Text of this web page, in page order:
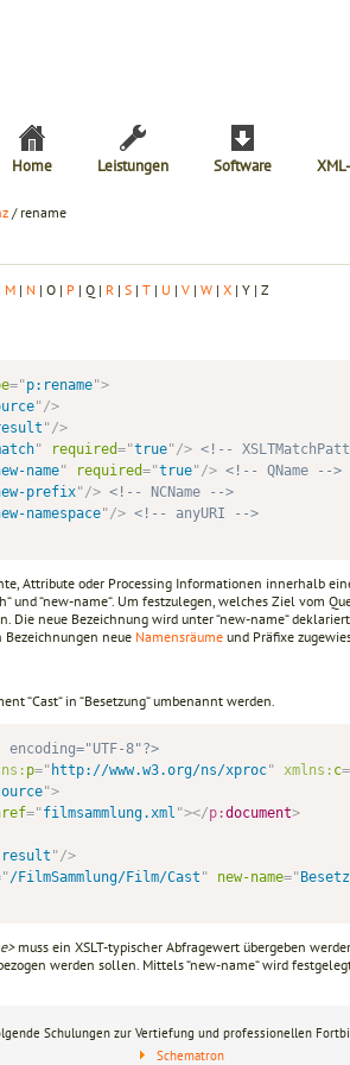
Home Leistungen Software
/ rename
M | N | O | P | Q | R | S | T | U | V | W | X | Y | Z
="p:rename">
"/>
"/>
" required="true"/> <!--
name" required="true"/> <!-- QName -->
prefix"/> <!-- NCName -->
namespace"/> <!-- anyURI -->
Attribute oder Processing Informationen innerhalb
und “new-name“. Um festzulegen, welches Ziel vom
Die neue Bezeichnung wird unter “new-name“
Bezeichnungen neue Namensräume und Präfixe
“Cast“ in “Besetzung“ umbenannt werden.
8"?>
p=" http://www.w3.org/ns/xproc" xmlns: c=
">
="filmsammlung.xml "></p:document>
result "/>
"/FilmSammlung/Film/Cast " new-name="
muss ein XSLT-typischer Abfragewert übergeben
werden sollen. Mittels “new-name“ wird
Schulungen zur Vertiefung und professionellen
Schematron